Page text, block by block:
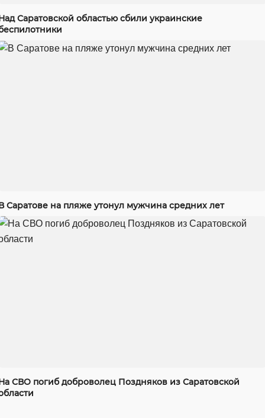
Саратовской областью сбили украинские
Саратове на пляже утонул мужчина средних лет
СВО погиб доброволец Поздняков из Саратовской